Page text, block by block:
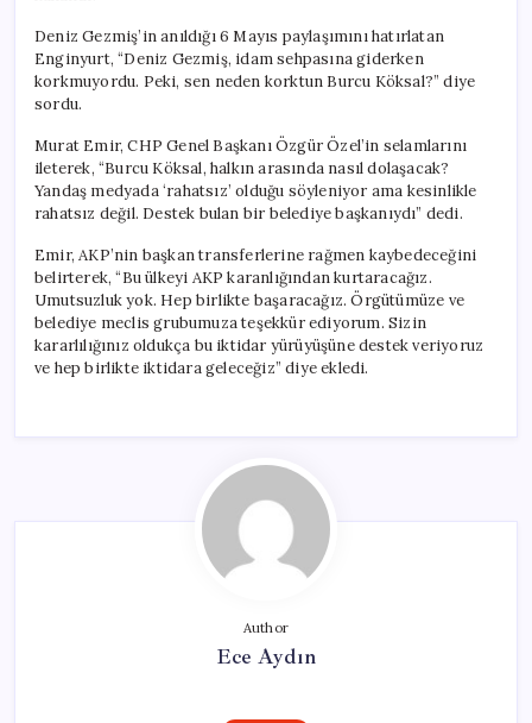
Deniz Gezmiş’in anıldığı 6 Mayıs paylaşımını hatırlatan
Enginyurt, “Deniz Gezmiş, idam sehpasına giderken
korkmuyordu. Peki, sen neden korktun Burcu Köksal?” diye
sordu.
Murat Emir, CHP Genel Başkanı Özgür Özel’in selamlarını
ileterek, “Burcu Köksal, halkın arasında nasıl dolaşacak?
Yandaş medyada ‘rahatsız’ olduğu söyleniyor ama kesinlikle
rahatsız değil. Destek bulan bir belediye başkanıydı” dedi.
Emir, AKP’nin başkan transferlerine rağmen kaybedeceğini
belirterek, “Bu ülkeyi AKP karanlığından kurtaracağız.
Umutsuzluk yok. Hep birlikte başaracağız. Örgütümüze ve
belediye meclis grubumuza teşekkür ediyorum. Sizin
kararlılığınız oldukça bu iktidar yürüyüşüne destek veriyoruz
ve hep birlikte iktidara geleceğiz” diye ekledi.
Author
Ece Aydın